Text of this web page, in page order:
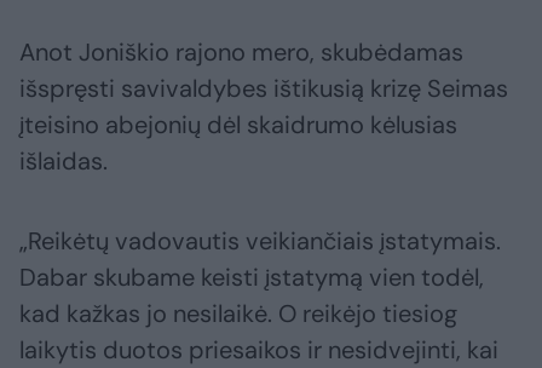
Anot Joniškio rajono mero, skubėdamas
išspręsti savivaldybes ištikusią krizę Seimas
įteisino abejonių dėl skaidrumo kėlusias
išlaidas.
„Reikėtų vadovautis veikiančiais įstatymais.
Dabar skubame keisti įstatymą vien todėl,
kad kažkas jo nesilaikė. O reikėjo tiesiog
laikytis duotos priesaikos ir nesidvejinti, kai